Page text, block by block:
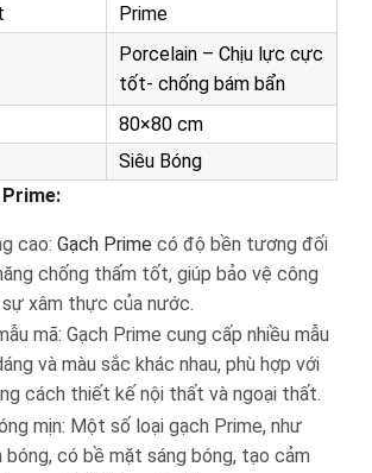
Prime
Porcelain – Chịu lực cực
tốt- chống bám bẩn
80×80 cm
Siêu Bóng
cao: Gạch Prime có độ bền tương đối
chống thấm tốt, giúp bảo vệ công
xâm thực của nước.
mã: Gạch Prime cung cấp nhiều mẫu
và màu sắc khác nhau, phù hợp với
cách thiết kế nội thất và ngoại thất.
mịn: Một số loại gạch Prime, như
bóng, có bề mặt sáng bóng, tạo cảm